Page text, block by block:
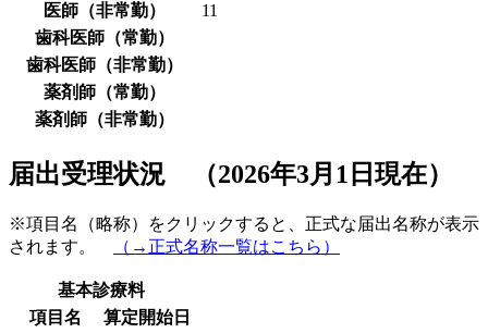
医師（非常勤）
11
歯科医師（常勤）
歯科医師（非常勤）
薬剤師（常勤）
薬剤師（非常勤）
届出受理状況 （2026年3月1日現在）
※項目名（略称）をクリックすると、正式な届出名称が表示
されます。
（→正式名称一覧はこちら）
基本診療料
項目名
算定開始日